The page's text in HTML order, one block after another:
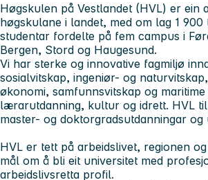
Høgskulen på Vestlandet (HVL) er ein
høgskulane i landet, med om lag 1 900
studentar fordelte på fem campus i
Bergen, Stord og Haugesund.
Vi har sterke og innovative fagmiljø
sosialvitskap, ingeniør- og naturvitskap,
økonomi, samfunnsvitskap og
lærarutdanning, kultur og idrett. HVL
master- og doktorgradsutdanningar og
HVL er tett på arbeidslivet, regionen
mål om å bli eit universitet med
arbeidslivsretta profil.